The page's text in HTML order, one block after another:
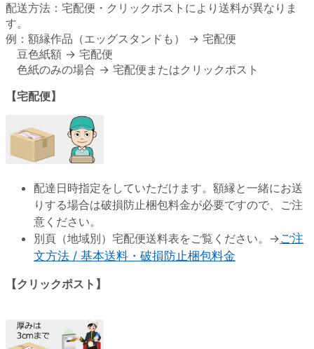
配送方法：宅配便・クリックポストにより送料が異なりま
す。
例：額縁作品（エッグスタンドも） → 宅配便
豆色紙額 → 宅配便
色紙のみの場合 → 宅配便またはクリックポスト
【宅配便】
配達日時指定をしていただけます。額縁と一緒にお送
りする場合は破損防止梱包料金が必要ですので、ご注
意ください。
別頁（地域別）宅配便送料表をご覧ください。→ご注
文方法 / 基本送料・破損防止梱包料金
【クリックポスト】